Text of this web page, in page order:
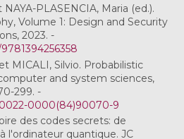
PLASENCIA, Maria (ed.).
Volume 1: Design and Security
2023. -
MICALI, Silvio. Probabilistic
and system sciences,
299. -
0000(84)90070-9
des codes secrets: de
l'ordinateur quantique. JC